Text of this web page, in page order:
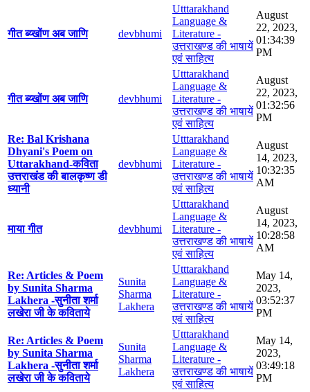
गीत ब्य्खोंण अब जाणि devbhumi
Utttarakhand
Language &
Literature -
उत्तराखण्ड की भाषायें
एवं साहित्य
August
22, 2023,
01:34:39
PM
गीत ब्य्खोंण अब जाणि devbhumi
Utttarakhand
Language &
Literature -
उत्तराखण्ड की भाषायें
एवं साहित्य
August
22, 2023,
01:32:56
PM
Re: Bal Krishana
Dhyani's Poem on
Uttarakhand-कविता
उत्तराखंड की बालकृष्ण डी
ध्यानी
devbhumi
Utttarakhand
Language &
Literature -
उत्तराखण्ड की भाषायें
एवं साहित्य
August
14, 2023,
10:32:35
AM
माया गीत devbhumi
Utttarakhand
Language &
Literature -
उत्तराखण्ड की भाषायें
एवं साहित्य
August
14, 2023,
10:28:58
AM
Re: Articles & Poem
by Sunita Sharma
Lakhera -सुनीता शर्मा
लखेरा जी के कविताये
Sunita
Sharma
Lakhera
Utttarakhand
Language &
Literature -
उत्तराखण्ड की भाषायें
एवं साहित्य
May 14,
2023,
03:52:37
PM
Re: Articles & Poem
by Sunita Sharma
Lakhera -सुनीता शर्मा
लखेरा जी के कविताये
Sunita
Sharma
Lakhera
Utttarakhand
Language &
Literature -
उत्तराखण्ड की भाषायें
एवं साहित्य
May 14,
2023,
03:49:18
PM